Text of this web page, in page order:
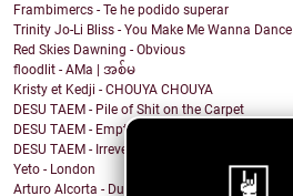
Frambimercs - Te he podido superar
Trinity Jo-Li Bliss - You Make Me Wanna Dance
Red Skies Dawning - Obvious
floodlit - AMa | အစ်မ
Kristy et Kedji - CHOUYA CHOUYA
DESU TAEM - Pile of Shit on the Carpet
DESU TAEM - Empty. Hollowed Out
DESU TAEM - Irreverent Resident President
Yeto - London
Arturo Alcorta - Dualidad